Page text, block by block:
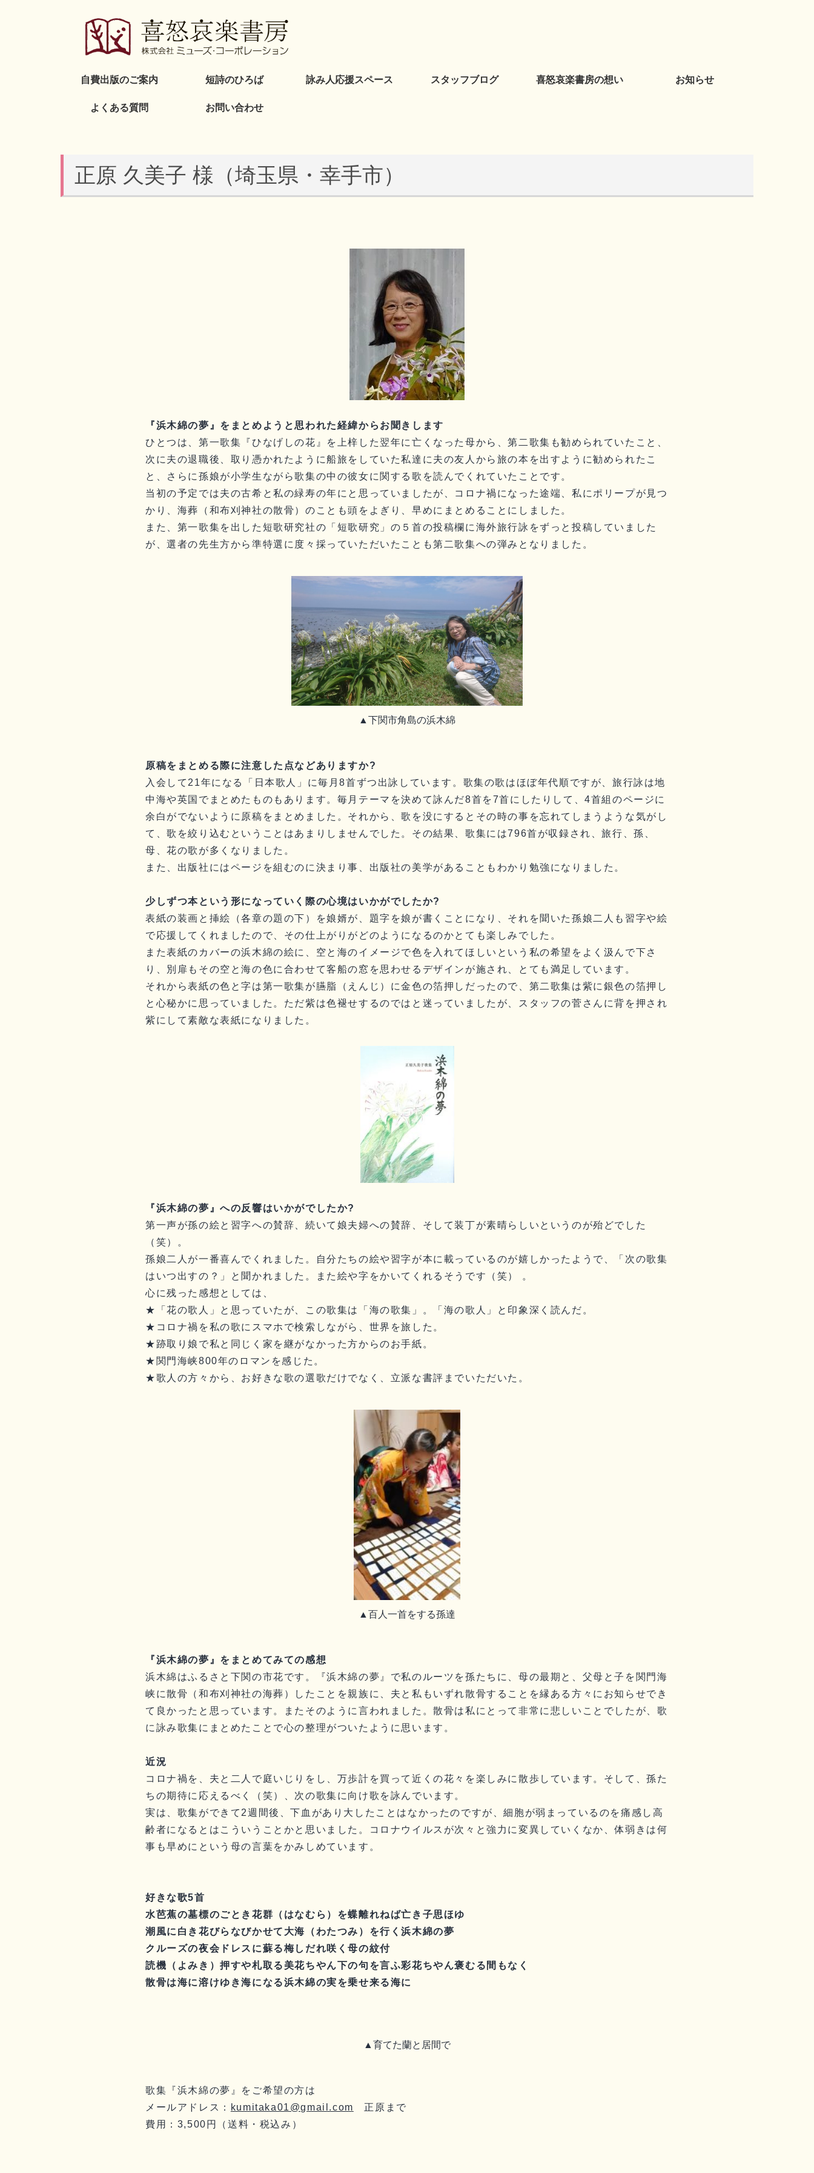
自費出版のご案内 短詩のひろば 詠み人応援スペース スタッフブログ 喜怒哀楽書房の想い お知らせ
よくある質問 お問い合わせ
正原 久美子 様（埼玉県・幸手市）
『浜木綿の夢』をまとめようと思われた経緯からお聞きします
ひとつは、第一歌集『ひなげしの花』を上梓した翌年に亡くなった母から、第二歌集も勧められていたこと、
次に夫の退職後、取り憑かれたように船旅をしていた私達に夫の友人から旅の本を出すように勧められたこ
と、さらに孫娘が小学生ながら歌集の中の彼女に関する歌を読んでくれていたことです。
当初の予定では夫の古希と私の緑寿の年にと思っていましたが、コロナ禍になった途端、私にポリープが見つ
かり、海葬（和布刈神社の散骨）のことも頭をよぎり、早めにまとめることにしました。
また、第一歌集を出した短歌研究社の「短歌研究」の５首の投稿欄に海外旅行詠をずっと投稿していました
が、選者の先生方から準特選に度々採っていただいたことも第二歌集への弾みとなりました。
▲下関市角島の浜木綿
原稿をまとめる際に注意した点などありますか?
入会して21年になる「日本歌人」に毎月8首ずつ出詠しています。歌集の歌はほぼ年代順ですが、旅行詠は地
中海や英国でまとめたものもあります。毎月テーマを決めて詠んだ8首を7首にしたりして、4首組のページに
余白がでないように原稿をまとめました。それから、歌を没にするとその時の事を忘れてしまうような気がし
て、歌を絞り込むということはあまりしませんでした。その結果、歌集には796首が収録され、旅行、孫、
母、花の歌が多くなりました。
また、出版社にはページを組むのに決まり事、出版社の美学があることもわかり勉強になりました。
少しずつ本という形になっていく際の心境はいかがでしたか?
表紙の装画と挿絵（各章の題の下）を娘婿が、題字を娘が書くことになり、それを聞いた孫娘二人も習字や絵
で応援してくれましたので、その仕上がりがどのようになるのかとても楽しみでした。
また表紙のカバーの浜木綿の絵に、空と海のイメージで色を入れてほしいという私の希望をよく汲んで下さ
り、別扉もその空と海の色に合わせて客船の窓を思わせるデザインが施され、とても満足しています。
それから表紙の色と字は第一歌集が臙脂（えんじ）に金色の箔押しだったので、第二歌集は紫に銀色の箔押し
と心秘かに思っていました。ただ紫は色褪せするのではと迷っていましたが、スタッフの菅さんに背を押され
紫にして素敵な表紙になりました。
『浜木綿の夢』への反響はいかがでしたか?
第一声が孫の絵と習字への賛辞、続いて娘夫婦への賛辞、そして装丁が素晴らしいというのが殆どでした
（笑）。
孫娘二人が一番喜んでくれました。自分たちの絵や習字が本に載っているのが嬉しかったようで、「次の歌集
はいつ出すの？」と聞かれました。また絵や字をかいてくれるそうです（笑） 。
心に残った感想としては、
★「花の歌人」と思っていたが、この歌集は「海の歌集」。「海の歌人」と印象深く読んだ。
★コロナ禍を私の歌にスマホで検索しながら、世界を旅した。
★跡取り娘で私と同じく家を継がなかった方からのお手紙。
★関門海峡800年のロマンを感じた。
★歌人の方々から、お好きな歌の選歌だけでなく、立派な書評までいただいた。
▲百人一首をする孫達
『浜木綿の夢』をまとめてみての感想
浜木綿はふるさと下関の市花です。『浜木綿の夢』で私のルーツを孫たちに、母の最期と、父母と子を関門海
峡に散骨（和布刈神社の海葬）したことを親族に、夫と私もいずれ散骨することを縁ある方々にお知らせでき
て良かったと思っています。またそのように言われました。散骨は私にとって非常に悲しいことでしたが、歌
に詠み歌集にまとめたことで心の整理がついたように思います。
近況
コロナ禍を、夫と二人で庭いじりをし、万歩計を買って近くの花々を楽しみに散歩しています。そして、孫た
ちの期待に応えるべく（笑）、次の歌集に向け歌を詠んでいます。
実は、歌集ができて2週間後、下血があり大したことはなかったのですが、細胞が弱まっているのを痛感し高
齢者になるとはこういうことかと思いました。コロナウイルスが次々と強力に変異していくなか、体弱きは何
事も早めにという母の言葉をかみしめています。
好きな歌5首
水芭蕉の墓標のごとき花群（はなむら）を蝶離れねば亡き子思ほゆ
潮風に白き花びらなびかせて大海（わたつみ）を行く浜木綿の夢
クルーズの夜会ドレスに蘇る梅しだれ咲く母の紋付
読機（よみき）押すや札取る美花ちやん下の句を言ふ彩花ちやん褒むる間もなく
散骨は海に溶けゆき海になる浜木綿の実を乗せ来る海に
▲育てた蘭と居間で
歌集『浜木綿の夢』をご希望の方は
メールアドレス：
kumitaka01@gmail.com
正原まで
費用：3,500円（送料・税込み）